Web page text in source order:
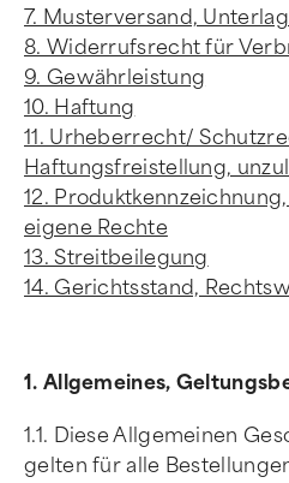
7. Musterversand,
8. Widerrufsrecht für
9. Gewährleistung
10. Haftung
11. Urheberrecht/
Haftungsfreistellung,
12.
eigene Rechte
13. Streitbeilegung
14. Gerichtsstand,
1. Allgemeines,
1.1. Diese Allgemeinen
gelten für alle